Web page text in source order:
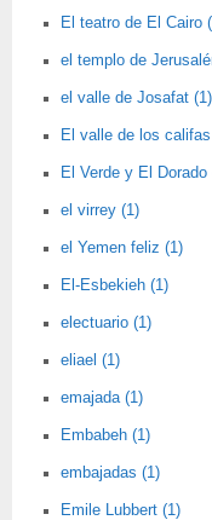
El teatro de El Cairo
el templo de
el valle de Josafat (1)
El valle de los
El Verde y El Dorado
el virrey (1)
el Yemen feliz (1)
El-Esbekieh (1)
electuario (1)
eliael (1)
emajada (1)
Embabeh (1)
embajadas (1)
Emile Lubbert (1)